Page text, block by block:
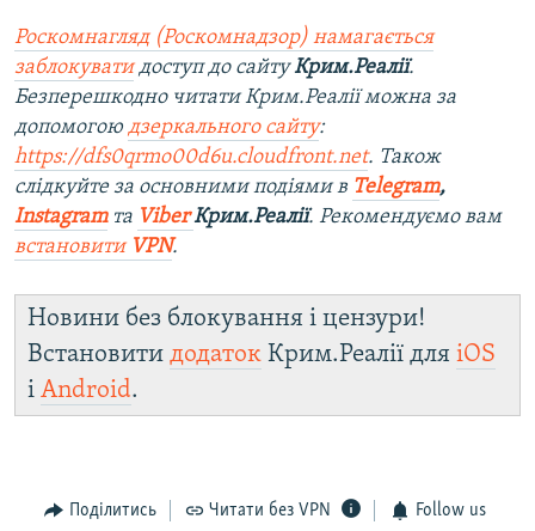
Роскомнагляд (Роскомнадзор) намагається
заблокуватидоступ до сайтуКрим.Реалії.
Безперешкодно читати Крим.Реалії можна за
допомогою дзеркального сайту:
https://dfs0qrmo00d6u.cloudfront.net. Також
слідкуйте за основними подіями в Telegram,
Instagramта ViberКрим.Реалії. Рекомендуємо вам
встановити VPN.
Новини без блокування і цензури!
Встановити додаток Крим.Реалії для iOS
і Android.
Поділитись Читати без VPN Follow us